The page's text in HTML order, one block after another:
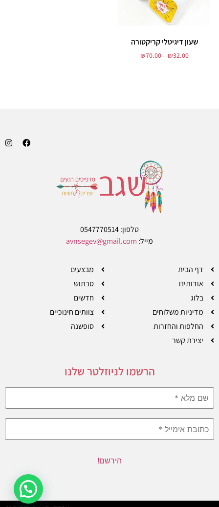
שעון דיגיטלי קריקטורה
₪32.00
–
₪70.00
טלפון: 0547770514
מייל: avnsegev@gmail.com
דף הבית
אודותינו
בלוג
מדיניות משלוחים
החלפות והחזרות
יצירת קשר
מבצעים
סבתוש
חדשים
צוותים חינוכיים
סופשנה
הרשמו לניוזלטר שלנו